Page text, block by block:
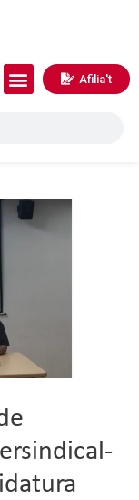
Afilia't